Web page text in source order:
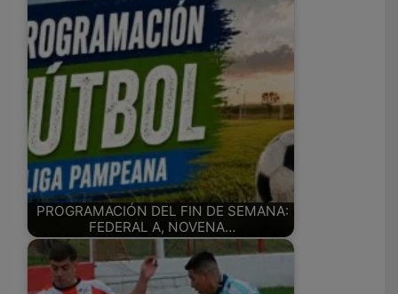
PROGRAMACIÓN DEL FIN DE SEMANA:
FEDERAL A, NOVENA…